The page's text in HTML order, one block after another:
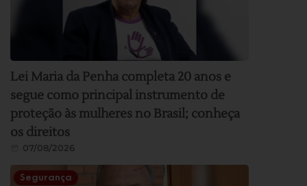
Lei Maria da Penha completa 20 anos e
segue como principal instrumento de
proteção às mulheres no Brasil; conheça
os direitos
07/08/2026
Segurança